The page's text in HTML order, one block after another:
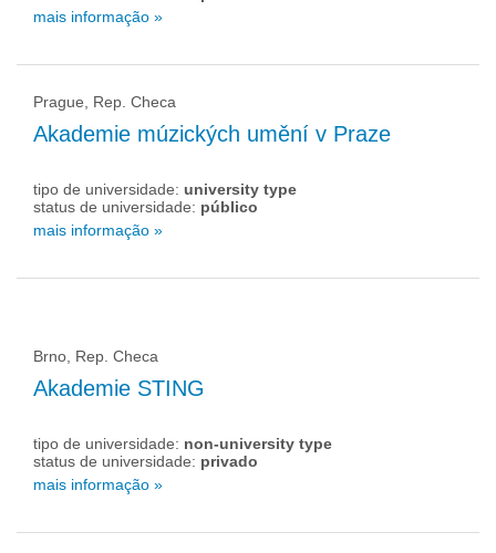
mais informação »
Prague, Rep. Checa
Akademie múzických umění v Praze
tipo de universidade: university type
status de universidade: público
mais informação »
Brno, Rep. Checa
Akademie STING
tipo de universidade: non-university type
status de universidade: privado
mais informação »